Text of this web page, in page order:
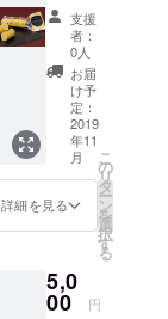
い！ 北
海道産
スイー
トコー
ン 10
支援
者：
0人
お届
け予
定：
2019
年11
月
詳細を見る
こ
の
リ
タ
ー
ン
を
選
択
す
る
5,0
00 円